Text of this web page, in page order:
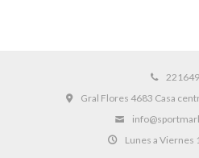
Gral Flores 4683 Casa
Lunes a Viernes